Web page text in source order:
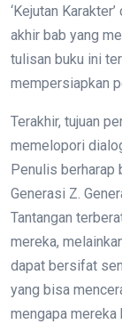
‘Kejutan
akhir bab yang
tulisan buku ini
mempersiapkan
Terakhir, tujuan
memelopori
Penulis berharap
Generasi Z.
Tantangan
mereka,
dapat bersifat
yang bisa
mengapa